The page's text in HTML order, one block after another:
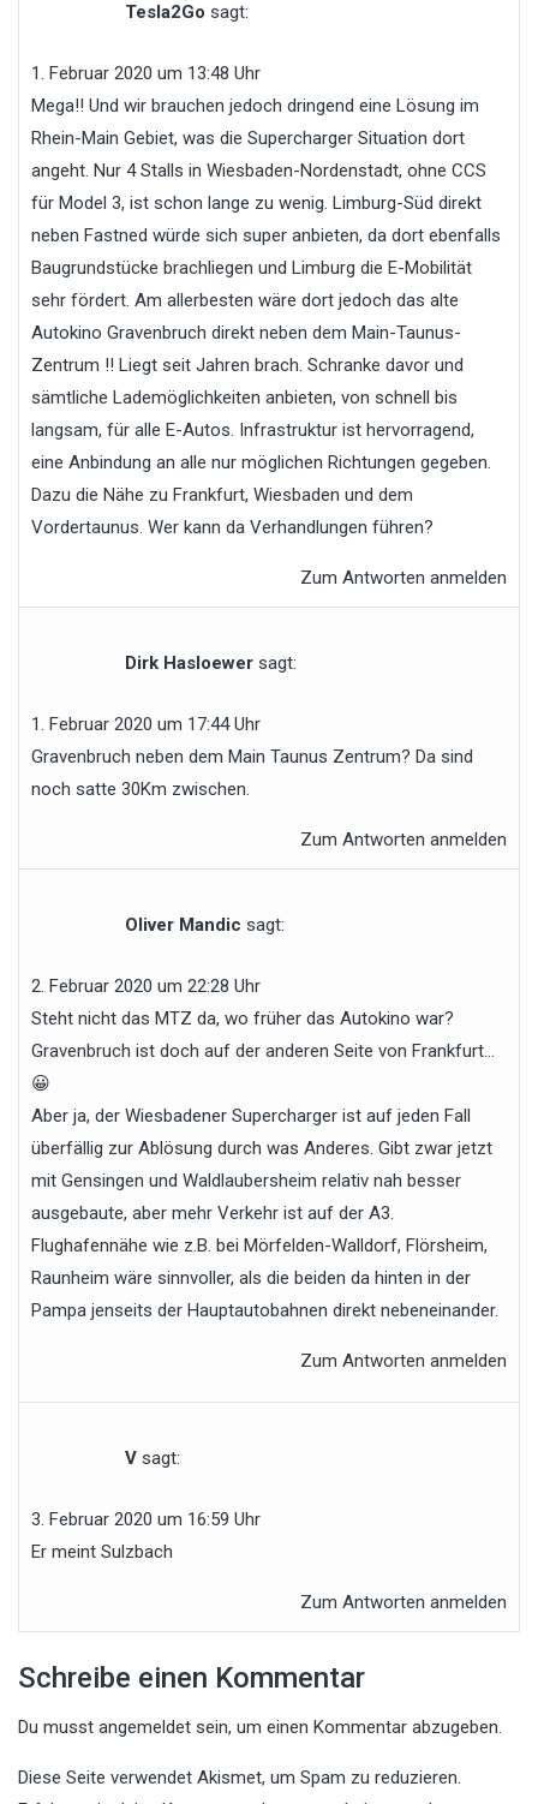
Tesla2Go sagt:
1. Februar 2020 um 13:48 Uhr
Mega!! Und wir brauchen jedoch dringend eine Lösung im
Rhein-Main Gebiet, was die Supercharger Situation dort
angeht. Nur 4 Stalls in Wiesbaden-Nordenstadt, ohne CCS
für Model 3, ist schon lange zu wenig. Limburg-Süd direkt
neben Fastned würde sich super anbieten, da dort ebenfalls
Baugrundstücke brachliegen und Limburg die E-Mobilität
sehr fördert. Am allerbesten wäre dort jedoch das alte
Autokino Gravenbruch direkt neben dem Main-Taunus-
Zentrum !! Liegt seit Jahren brach. Schranke davor und
sämtliche Lademöglichkeiten anbieten, von schnell bis
langsam, für alle E-Autos. Infrastruktur ist hervorragend,
eine Anbindung an alle nur möglichen Richtungen gegeben.
Dazu die Nähe zu Frankfurt, Wiesbaden und dem
Vordertaunus. Wer kann da Verhandlungen führen?
Zum Antworten anmelden
Dirk Hasloewer sagt:
1. Februar 2020 um 17:44 Uhr
Gravenbruch neben dem Main Taunus Zentrum? Da sind
noch satte 30Km zwischen.
Zum Antworten anmelden
Oliver Mandic sagt:
2. Februar 2020 um 22:28 Uhr
Steht nicht das MTZ da, wo früher das Autokino war?
Gravenbruch ist doch auf der anderen Seite von Frankfurt…
😀
Aber ja, der Wiesbadener Supercharger ist auf jeden Fall
überfällig zur Ablösung durch was Anderes. Gibt zwar jetzt
mit Gensingen und Waldlaubersheim relativ nah besser
ausgebaute, aber mehr Verkehr ist auf der A3.
Flughafennähe wie z.B. bei Mörfelden-Walldorf, Flörsheim,
Raunheim wäre sinnvoller, als die beiden da hinten in der
Pampa jenseits der Hauptautobahnen direkt nebeneinander.
Zum Antworten anmelden
V sagt:
3. Februar 2020 um 16:59 Uhr
Er meint Sulzbach
Zum Antworten anmelden
Schreibe einen Kommentar
Du musst angemeldet sein, um einen Kommentar abzugeben.
Diese Seite verwendet Akismet, um Spam zu reduzieren.